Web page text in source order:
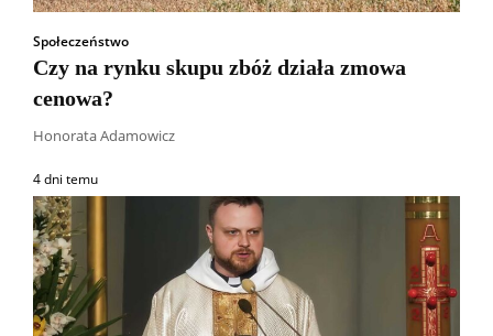
Społeczeństwo
Czy na rynku skupu zbóż działa zmowa
cenowa?
Honorata Adamowicz
4 dni temu